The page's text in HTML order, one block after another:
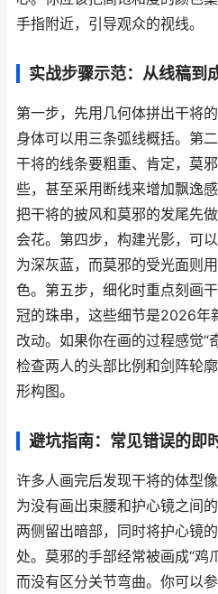
手指附近，引导观众的视线。
实战步骤示范：从线稿到
第一步，先用几何体拼出干将
身体可以用三条弧线概括。第
干将的线条要粗重、肯定，莫
些，甚至采用断线来增加飘逸
把干将的披风和莫邪的发尾先
会花。第四步，构建光影，可
为深灰蓝，而莫邪的受光面则
色。第五步，细化时重点刻画
冠的珠串，这些细节是2026年
改动。如果你在画的过程感觉“
检查两人的头部比例和剑阵轮
形构图。
避坑指南：常见错误的即
许多人画完后发现干将的体型
为没有画出束腰和护心镜之间
两侧留出暗部，同时将护心镜
处。莫邪的手部经常被画成“鸡
而没有区分关节弯曲。你可以